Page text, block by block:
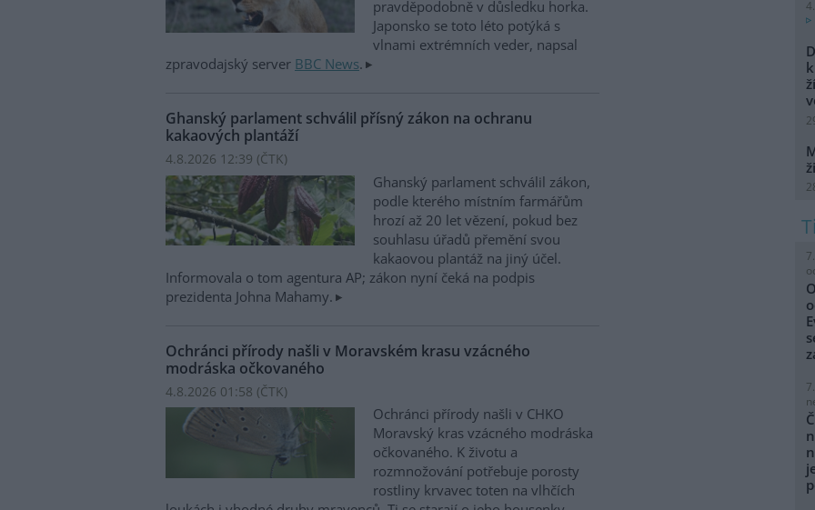
pravděpodobně v důsledku horka.
Japonsko se toto léto potýká s
vlnami extrémních veder, napsal
zpravodajský server BBC News.
Ghanský parlament schválil přísný zákon na ochranu
kakaových plantáží
4.8.2026 12:39 (ČTK)
Ghanský parlament schválil zákon,
podle kterého místním farmářům
hrozí až 20 let vězení, pokud bez
souhlasu úřadů přemění svou
kakaovou plantáž na jiný účel.
Informovala o tom agentura AP; zákon nyní čeká na podpis
prezidenta Johna Mahamy.
Ochránci přírody našli v Moravském krasu vzácného
modráska očkovaného
4.8.2026 01:58 (ČTK)
Ochránci přírody našli v CHKO
Moravský kras vzácného modráska
očkovaného. K životu a
rozmnožování potřebuje porosty
rostliny krvavec toten na vlhčích